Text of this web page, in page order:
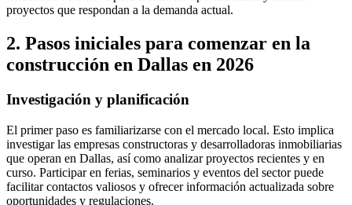
proyectos que respondan a la demanda actual.
2. Pasos iniciales para comenzar en la
construcción en Dallas en 2026
Investigación y planificación
El primer paso es familiarizarse con el mercado local. Esto implica
investigar las empresas constructoras y desarrolladoras inmobiliarias
que operan en Dallas, así como analizar proyectos recientes y en
curso. Participar en ferias, seminarios y eventos del sector puede
facilitar contactos valiosos y ofrecer información actualizada sobre
oportunidades y regulaciones.